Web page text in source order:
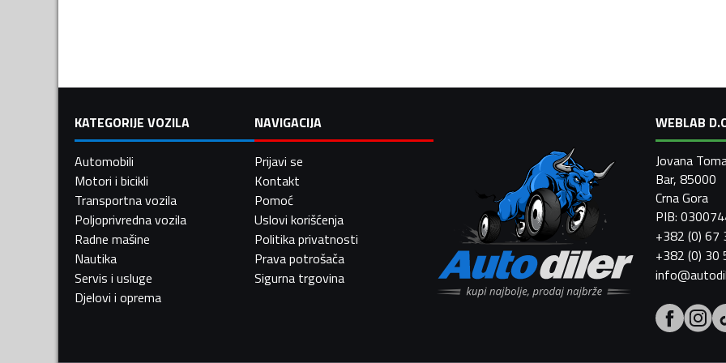
KATEGORIJE VOZILA
Automobili
Motori i bicikli
Transportna vozila
Poljoprivredna vozila
Radne mašine
Nautika
Servis i usluge
Djelovi i oprema
NAVIGACIJA
Prijavi se
Kontakt
Pomoć
Uslovi korišćenja
Politika privatnosti
Prava potrošača
Sigurna trgovina
WEBLAB
Jovana
Bar, 85000
Crna Gora
PIB:
+382 (0) 67
+382 (0) 30